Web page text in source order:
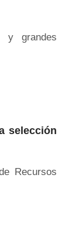
y grandes
selección
Recursos